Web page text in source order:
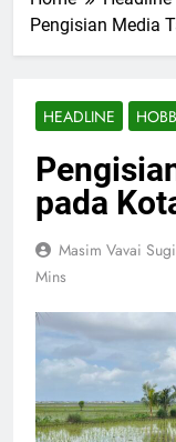
Pengisian Media
HEADLINE
pada
Masim Vavai
Mins